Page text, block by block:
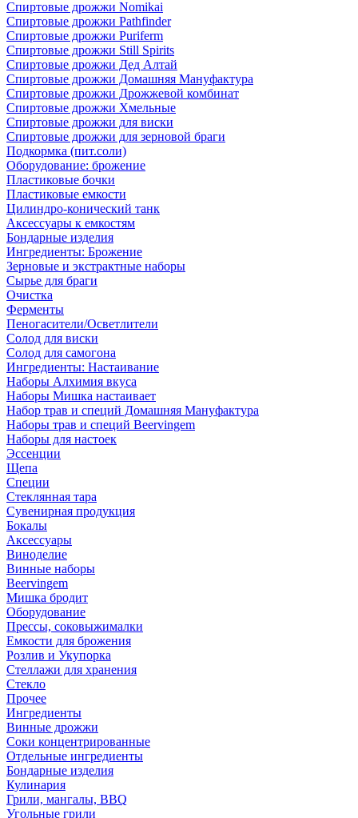
Спиртовые дрожжи Nomikai
Спиртовые дрожжи Pathfinder
Спиртовые дрожжи Puriferm
Спиртовые дрожжи Still Spirits
Спиртовые дрожжи Дед Алтай
Спиртовые дрожжи Домашняя Мануфактура
Спиртовые дрожжи Дрожжевой комбинат
Спиртовые дрожжи Хмельные
Спиртовые дрожжи для виски
Спиртовые дрожжи для зерновой браги
Подкормка (пит.соли)
Оборудование: брожение
Пластиковые бочки
Пластиковые емкости
Цилиндро-конический танк
Аксессуары к емкостям
Бондарные изделия
Ингредиенты: Брожение
Зерновые и экстрактные наборы
Сырье для браги
Очистка
Ферменты
Пеногасители/Осветлители
Солод для виски
Солод для самогона
Ингредиенты: Настаивание
Наборы Алхимия вкуса
Наборы Мишка настаивает
Набор трав и специй Домашняя Мануфактура
Наборы трав и специй Beervingem
Наборы для настоек
Эссенции
Щепа
Специи
Стеклянная тара
Сувенирная продукция
Бокалы
Аксессуары
Виноделие
Винные наборы
Beervingem
Мишка бродит
Оборудование
Прессы, соковыжималки
Емкости для брожения
Розлив и Укупорка
Стеллажи для хранения
Стекло
Прочее
Ингредиенты
Винные дрожжи
Соки концентрированные
Отдельные ингредиенты
Бондарные изделия
Кулинария
Грили, мангалы, BBQ
Угольные грили